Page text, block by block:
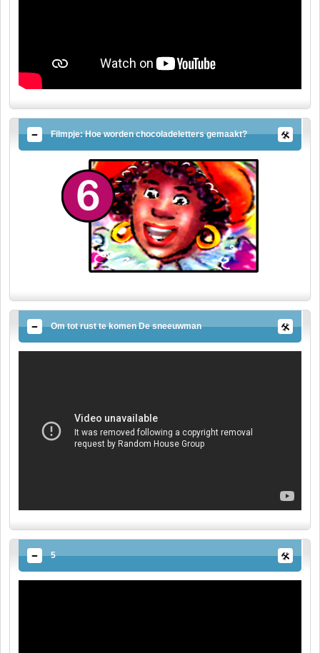
Filmpje: Hoe worden chocoladeletters gemaakt?
Om tot rust te komen De sneeuwman
5